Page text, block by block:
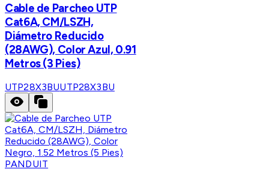
Cable de Parcheo UTP
Cat6A, CM/LSZH,
Diámetro Reducido
(28AWG), Color Azul, 0.91
Metros (3 Pies)
UTP28X3BUUTP28X3BU
PANDUIT